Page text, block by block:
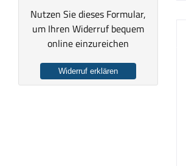
Nutzen Sie dieses Formular,
um Ihren Widerruf bequem
online einzureichen
Widerruf erklären